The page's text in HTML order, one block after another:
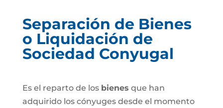
Separación de Bienes
o Liquidación de
Sociedad Conyugal
Es el reparto de los bienes que han
adquirido los cónyuges desde el momento